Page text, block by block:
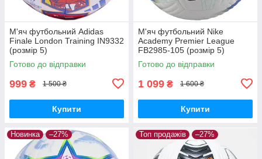
М'яч футбольний Adidas
Finale London Training IN9332
(розмір 5)
Готово до відправки
999 ₴ 1 500 ₴
Купити
М'яч футбольний Nike
Academy Premier League
FB2985-105 (розмір 5)
Готово до відправки
1 099 ₴ 1 600 ₴
Купити
Новинка –27% Топ продажів –27%